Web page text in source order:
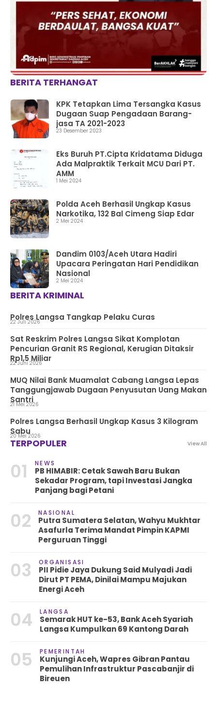
BERITA TERHANGAT
KPK Tetapkan Lima Tersangka Kasus
Dugaan Suap Pengadaan Barang-
jasa TA 2021-2023
23 Desember 2023
Eks Buruh PT.Cipta Kridatama Diduga
Ada Malpraktik Terkait MCU Dari PT.
AMM
1 Mei 2024
Polda Aceh Berhasil Ungkap Kasus
Narkotika, 132 Bal Cimeng Siap Edar
2 Mei 2024
Dandim 0103/Aceh Utara Hadiri
Upacara Peringatan Hari Pendidikan
Nasional
2 Mei 2024
BERITA KRIMINAL
Polres Langsa Tangkap Pelaku Curas
22 Juli 2026
Sat Reskrim Polres Langsa Sikat Komplotan
Pencurian Granit RS Regional, Kerugian Ditaksir
Rp1,5 Miliar
22 Juni 2026
MUQ Nilai Bank Muamalat Cabang Langsa Lepas
Tanggungjawab Dugaan Penyusutan Uang Makan
Santri
21 Mei 2026
Polres Langsa Berhasil Ungkap Kasus 3 Kilogram
Sabu20 Mei 2026
TERPOPULER View All
01 NEWS
PB HIMABIR: Cetak Sawah Baru Bukan
Sekadar Program, tapi Investasi Jangka
Panjang bagi Petani
02 NASIONAL
Putra Sumatera Selatan, Wahyu Mukhtar
Asafurla Terima Mandat Pimpin KAPMI
Perguruan Tinggi
03 ORGANISASI
PII Pidie Jaya Dukung Said Mulyadi Jadi
Dirut PT PEMA, Dinilai Mampu Majukan
Energi Aceh
04 LANGSA
Semarak HUT ke-53, Bank Aceh Syariah
Langsa Kumpulkan 69 Kantong Darah
05 PEMERINTAH
Kunjungi Aceh, Wapres Gibran Pantau
Pemulihan Infrastruktur Pascabanjir di
Bireuen